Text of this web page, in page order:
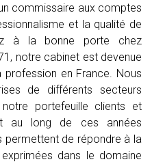
commissaire aux comptes
et la qualité de
à la bonne porte chez
notre cabinet est devenue
profession en France. Nous
de différents secteurs
portefeuille clients et
au long de ces années
permettent de répondre à la
dans le domaine